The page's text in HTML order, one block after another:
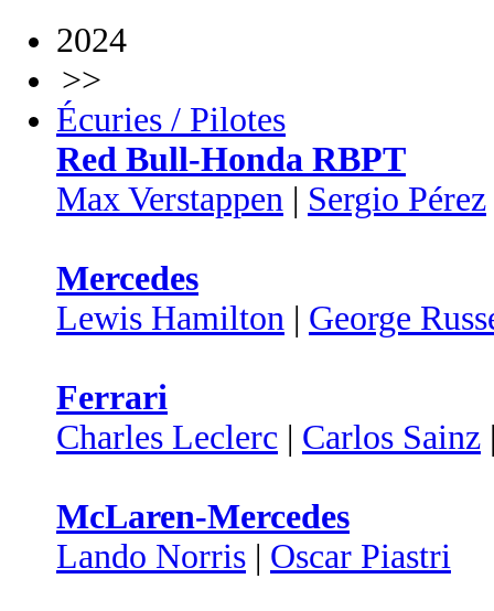
2024
>>
Écuries / Pilotes
Red Bull-Honda RBPT
Max Verstappen | Sergio Pérez
Mercedes
Lewis Hamilton | George
Ferrari
Charles Leclerc | Carlos Sainz
McLaren-Mercedes
Lando Norris | Oscar Piastri